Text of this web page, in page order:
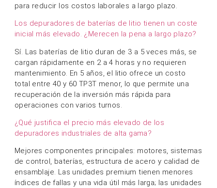
para reducir los costos laborales a largo plazo.
Los depuradores de baterías de litio tienen un coste
inicial más elevado. ¿Merecen la pena a largo plazo?
Sí. Las baterías de litio duran de 3 a 5 veces más, se
cargan rápidamente en 2 a 4 horas y no requieren
mantenimiento. En 5 años, el litio ofrece un costo
total entre 40 y 60 TP3T menor, lo que permite una
recuperación de la inversión más rápida para
operaciones con varios turnos.
¿Qué justifica el precio más elevado de los
depuradores industriales de alta gama?
Mejores componentes principales: motores, sistemas
de control, baterías, estructura de acero y calidad de
ensamblaje. Las unidades premium tienen menores
índices de fallas y una vida útil más larga; las unidades